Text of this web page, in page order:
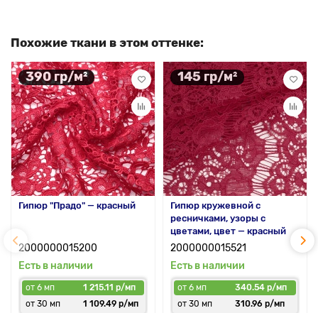
Похожие ткани в этом оттенке:
390 гр/м²
Гипюр "Прадо" — красный
2000000015200
Есть в наличии
от 6 мп
1 215.11 р/мп
от 30 мп
1 109.49 р/мп
145 гр/м²
Гипюр кружевной с
ресничками, узоры с
цветами, цвет — красный
2000000015521
Есть в наличии
от 6 мп
340.54 р/мп
от 30 мп
310.96 р/мп